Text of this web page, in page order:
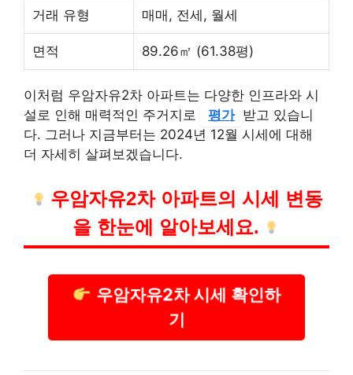
거래 유형 매매, 전세, 월세
면적 89.26㎡ (61.38평)
이처럼 우암자유2차 아파트는 다양한 인프라와 시
설로 인해 매력적인 주거지로
평가 받고 있습니
다. 그러나 지금부터는 2024년 12월 시세에 대해
더 자세히 살펴보겠습니다.
우암자유2차 아파트의 시세 변동
을 한눈에 알아보세요.
우암자유2차 시세 확인하
기